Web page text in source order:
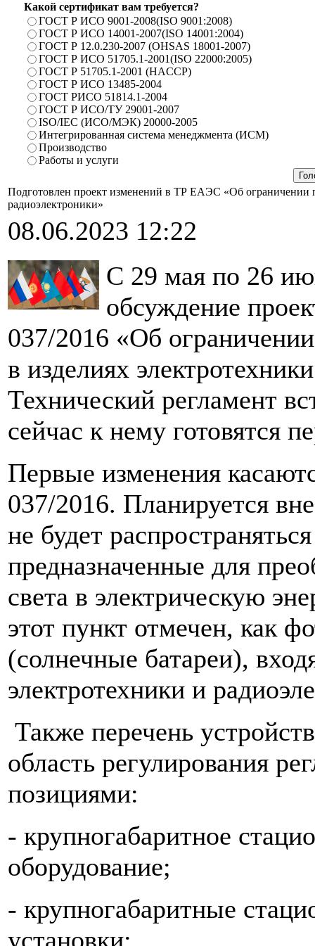
Какой сертификат вам требуется?
ГОСТ Р ИСО 9001-2008(ISO 9001:2008)
ГОСТ Р ИСО 14001-2007(ISO 14001:2004)
ГОСТ Р 12.0.230-2007 (OHSAS 18001-2007)
ГОСТ Р ИСО 51705.1-2001(ISO 22000:2005)
ГОСТ Р 51705.1-2001 (HACCP)
ГОСТ Р ИСО 13485-2004
ГОСТ РИСО 51814.1-2004
ГОСТ Р ИСО/ТУ 29001-2007
ISO/IEC (ИСО/МЭК) 20000-2005
Интегрированная система менеджмента (ИСМ)
Производство
Работы и услуги
Подготовлен проект изменений в ТР ЕАЭС «Об ограничении
радиоэлектроники»
08.06.2023 12:22
С 29 мая по 26
обсуждение
037/2016 «Об
в изделиях
Технический регламент
сейчас к нему готовятся
Первые изменения
037/2016. Планируется
не будет
предназначенные для
света в электрическую
этот пункт отмечен, как
(солнечные батареи),
электротехники и
Также перечень
область регулирования
позициями:
- крупногабаритное
оборудование;
- крупногабаритные
установки;